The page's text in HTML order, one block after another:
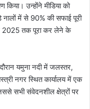
किया। उन्होंने मीडिया को
में से 90% की सफाई पूरी
2025 तक पूरा कर लेने के
यमुना नदी में जलस्तर,
नगर स्थित कार्यालय में एक
सभी संवेदनशील क्षेत्रों पर